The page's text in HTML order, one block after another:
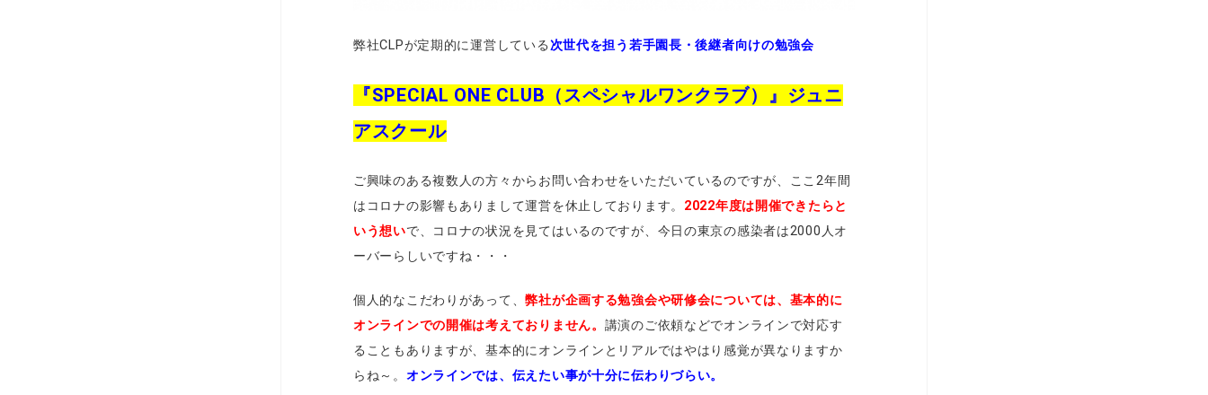
弊社CLPが定期的に運営している次世代を担う若手園長・後継者向けの勉強会
『SPECIAL ONE CLUB（スペシャルワンクラブ）』ジュニ
アスクール
ご興味のある複数人の方々からお問い合わせをいただいているのですが、ここ2年間
はコロナの影響もありまして運営を休止しております。 2022年度は開催できたらと
いう想いで、コロナの状況を見てはいるのですが、今日の東京の感染者は2000人オ
ーバーらしいですね・・・
個人的なこだわりがあって、弊社が企画する勉強会や研修会については、基本的に
オンラインでの開催は考えておりません。 講演のご依頼などでオンラインで対応す
ることもありますが、基本的にオンラインとリアルではやはり感覚が異なりますか
らね～。 オンラインでは、伝えたい事が十分に伝わりづらい。